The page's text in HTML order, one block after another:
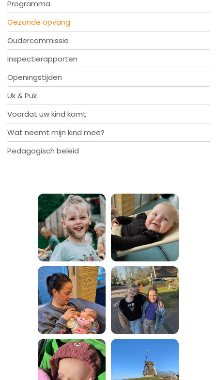
Programma
Gezonde opvang
Oudercommissie
Inspectierapporten
Openingstijden
Uk & Puk
Voordat uw kind komt
Wat neemt mijn kind mee?
Pedagogisch beleid